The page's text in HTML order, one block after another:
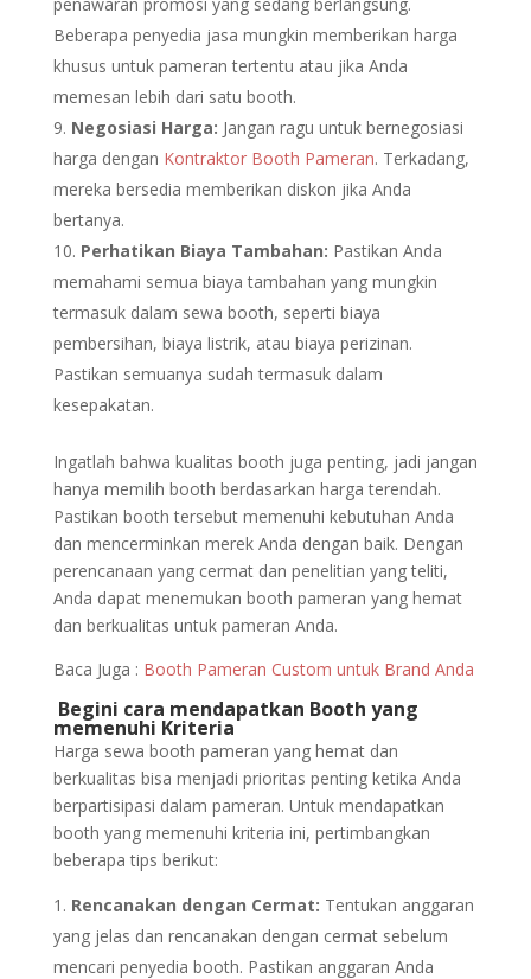
Beberapa penyedia jasa mungkin memberikan harga
khusus untuk pameran tertentu atau jika Anda
memesan lebih dari satu booth.
Negosiasi Harga: Jangan ragu untuk bernegosiasi
harga dengan Kontraktor Booth Pameran. Terkadang,
mereka bersedia memberikan diskon jika Anda
bertanya.
Perhatikan Biaya Tambahan: Pastikan Anda
memahami semua biaya tambahan yang mungkin
termasuk dalam sewa booth, seperti biaya
pembersihan, biaya listrik, atau biaya perizinan.
Pastikan semuanya sudah termasuk dalam
kesepakatan.
Ingatlah bahwa kualitas booth juga penting, jadi jangan
hanya memilih booth berdasarkan harga terendah.
Pastikan booth tersebut memenuhi kebutuhan Anda
dan mencerminkan merek Anda dengan baik. Dengan
perencanaan yang cermat dan penelitian yang teliti,
Anda dapat menemukan booth pameran yang hemat
dan berkualitas untuk pameran Anda.
Baca Juga : Booth Pameran Custom untuk Brand Anda
Begini cara mendapatkan Booth yang
memenuhi Kriteria
Harga sewa booth pameran yang hemat dan
berkualitas bisa menjadi prioritas penting ketika Anda
berpartisipasi dalam pameran. Untuk mendapatkan
booth yang memenuhi kriteria ini, pertimbangkan
beberapa tips berikut:
Rencanakan dengan Cermat: Tentukan anggaran
yang jelas dan rencanakan dengan cermat sebelum
mencari penyedia booth. Pastikan anggaran Anda